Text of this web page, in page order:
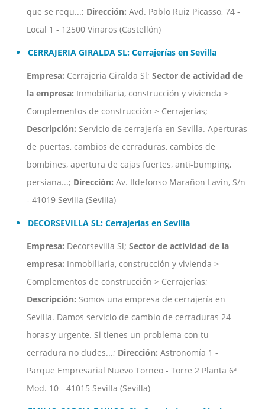
que se requ...; Dirección: Avd. Pablo Ruiz Picasso, 74 -
Local 1 - 12500 Vinaros (Castellón)
CERRAJERIA GIRALDA SL: Cerrajerías en Sevilla
Empresa: Cerrajeria Giralda Sl; Sector de actividad de
la empresa: Inmobiliaria, construcción y vivienda >
Complementos de construcción > Cerrajerías;
Descripción: Servicio de cerrajería en Sevilla. Aperturas
de puertas, cambios de cerraduras, cambios de
bombines, apertura de cajas fuertes, anti-bumping,
persiana...; Dirección: Av. Ildefonso Marañon Lavin, S/n
- 41019 Sevilla (Sevilla)
DECORSEVILLA SL: Cerrajerías en Sevilla
Empresa: Decorsevilla Sl; Sector de actividad de la
empresa: Inmobiliaria, construcción y vivienda >
Complementos de construcción > Cerrajerías;
Descripción: Somos una empresa de cerrajería en
Sevilla. Damos servicio de cambio de cerraduras 24
horas y urgente. Si tienes un problema con tu
cerradura no dudes...; Dirección: Astronomía 1 -
Parque Empresarial Nuevo Torneo - Torre 2 Planta 6ª
Mod. 10 - 41015 Sevilla (Sevilla)